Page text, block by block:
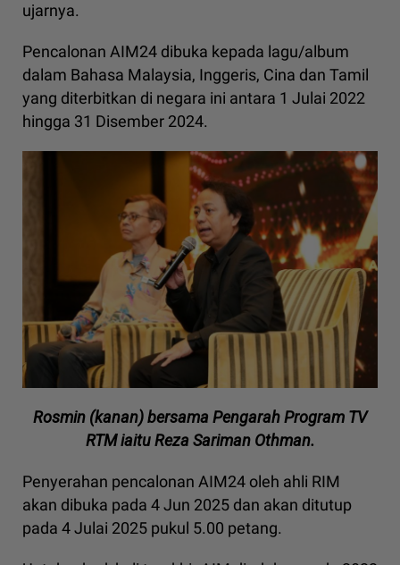
ujarnya.
Pencalonan AIM24 dibuka kepada lagu/album
dalam Bahasa Malaysia, Inggeris, Cina dan Tamil
yang diterbitkan di negara ini antara 1 Julai 2022
hingga 31 Disember 2024.
Rosmin (kanan) bersama Pengarah Program TV
RTM iaitu Reza Sariman Othman.
Penyerahan pencalonan AIM24 oleh ahli RIM
akan dibuka pada 4 Jun 2025 dan akan ditutup
pada 4 Julai 2025 pukul 5.00 petang.